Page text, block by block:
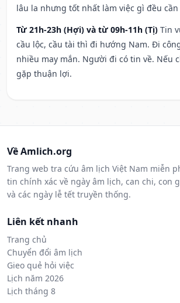
lâu la nhưng tốt nhất làm việc gì đều cần
Từ 21h-23h (Hợi) và từ 09h-11h (Tị) Tin
cầu lộc, cầu tài thì đi hướng Nam. Đi
nhiều may mắn. Người đi có tin về. Nếu
gặp thuận lợi.
Về Amlich.org
Trang web tra cứu âm lịch Việt Nam miễn
tin chính xác về ngày âm lịch, can chi, con
và các ngày lễ tết truyền thống.
Liên kết nhanh
Trang chủ
Chuyển đổi âm lịch
Gieo quẻ hỏi việc
Lịch năm 2026
Lịch tháng 8